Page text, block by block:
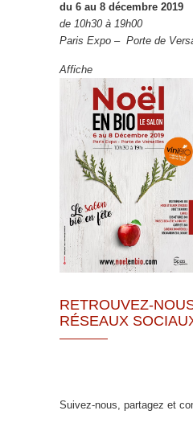
du 6 au 8 décembre 2019
de 10h30 à 19h00
Paris Expo – Porte de
Affiche
RETROUVEZ-
RÉSEAUX
Suivez-nous, partagez et